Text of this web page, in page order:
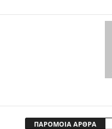
ΠΑΡΟΜΟΙΑ ΑΡΘΡΑ